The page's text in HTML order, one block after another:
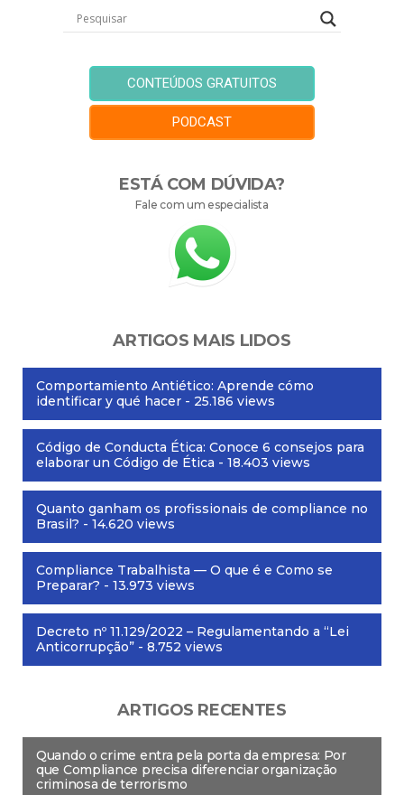
CONTEÚDOS GRATUITOS
PODCAST
ESTÁ COM DÚVIDA?
Fale com um especialista
ARTIGOS MAIS LIDOS
Comportamiento Antiético: Aprende cómo
identificar y qué hacer - 25.186 views
Código de Conducta Ética: Conoce 6 consejos para
elaborar un Código de Ética - 18.403 views
Quanto ganham os profissionais de compliance no
Brasil? - 14.620 views
Compliance Trabalhista — O que é e Como se
Preparar? - 13.973 views
Decreto nº 11.129/2022 – Regulamentando a “Lei
Anticorrupção” - 8.752 views
ARTIGOS RECENTES
Quando o crime entra pela porta da empresa: Por
que Compliance precisa diferenciar organização
criminosa de terrorismo